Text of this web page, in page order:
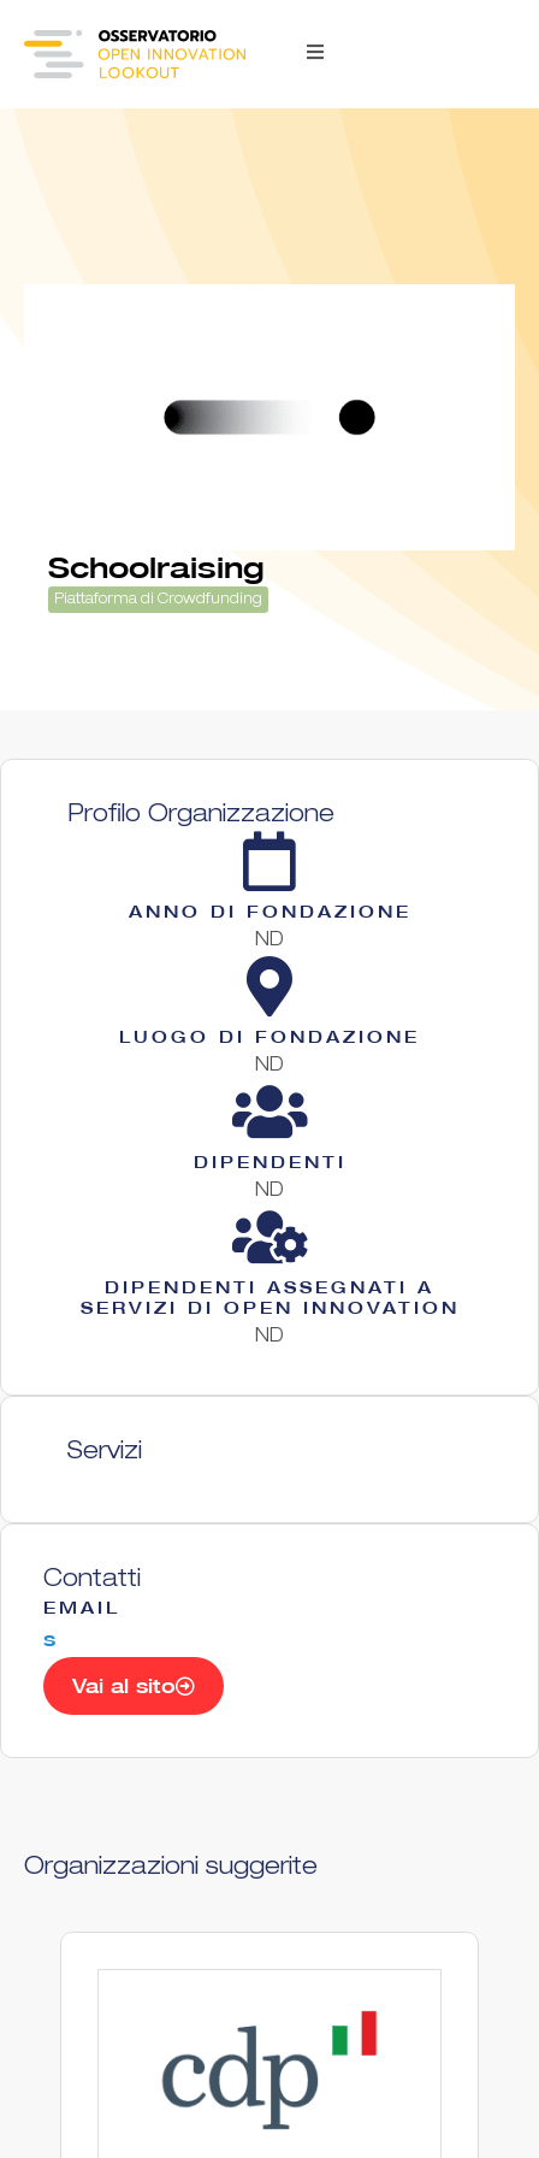
Schoolraising
Piattaforma di Crowdfunding
Profilo Organizzazione
ANNO DI FONDAZIONE
ND
LUOGO DI FONDAZIONE
ND
DIPENDENTI
ND
DIPENDENTI ASSEGNATI A
SERVIZI DI OPEN INNOVATION
ND
Servizi
Contatti
EMAIL
s
Vai al sito
Organizzazioni suggerite